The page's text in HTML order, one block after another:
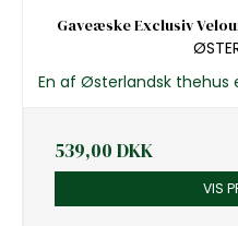
Gaveæske Exclusiv
En af Østerlandsk thehus
539,00 DKK
VIS